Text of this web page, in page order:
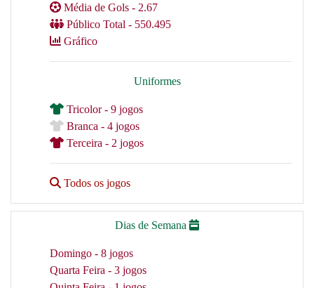
Média de Gols - 2.67
Público Total - 550.495
Gráfico
Uniformes
Tricolor - 9 jogos
Branca - 4 jogos
Terceira - 2 jogos
Todos os jogos
Dias de Semana
Domingo - 8 jogos
Quarta Feira - 3 jogos